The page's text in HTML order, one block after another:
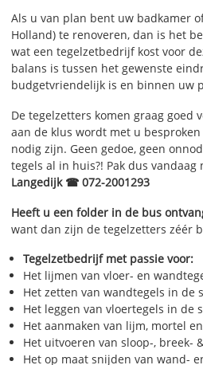
Als u van plan bent uw badkamer
Holland) te renoveren, dan is het
wat een tegelzetbedrijf kost voor
balans is tussen het gewenste
budgetvriendelijk is en binnen uw
De tegelzetters komen graag goed
aan de klus wordt met u
nodig zijn. Geen gedoe, geen
tegels al in huis?! Pak dus
Langedijk ☎ 072-2001293
Heeft u een folder in de bus
want dan zijn de tegelzetters zéér
Tegelzetbedrijf met passie voor:
Het lijmen van vloer- en
Het zetten van wandtegels in de
Het leggen van vloertegels in de
Het aanmaken van lijm, mortel
Het uitvoeren van sloop-, breek-
Het op maat snijden van wand-